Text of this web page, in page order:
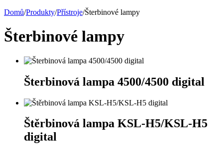
Domů/Produkty/Přístroje/Šterbinové lampy
Šterbinové lampy
Šterbinová lampa 4500/4500 digital
Štěrbinová lampa KSL-H5/KSL-H5
digital